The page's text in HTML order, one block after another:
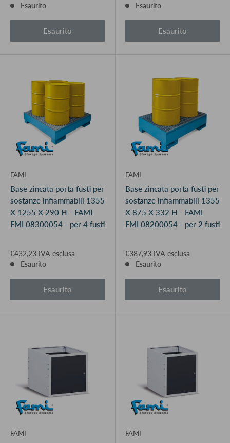
Esaurito
Esaurito
Esaurito
Esaurito
FAMI
Base zincata porta fusti per
sostanze infiammabili 1355
X 1255 X 290 H - FAMI
FML08300054 - per 4 fusti
€432,23 IVA esclusa
Esaurito
Esaurito
FAMI
Base zincata porta fusti per
sostanze infiammabili 1355
X 875 X 332 H - FAMI
FML08200054 - per 2 fusti
€387,93 IVA esclusa
Esaurito
Esaurito
FAMI FAMI